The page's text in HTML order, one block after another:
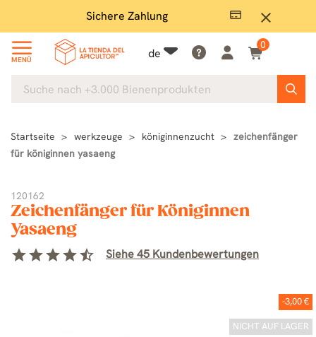
close
Sichere Zahlung
MENÜ de
0
Startseite werkzeuge königinnenzucht
zeichenfänger
für königinnen yasaeng
120162
Zeichenfänger für Königinnen
Yasaeng
starstarstarstarstar_half Siehe 45 Kundenbewertungen
-3,00 €
NICHT AUF LAGER